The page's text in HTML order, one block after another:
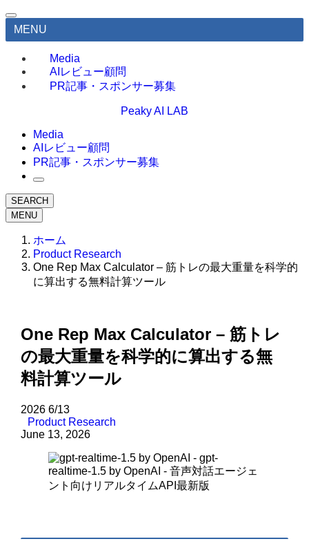
MENU
Media
AIレビュー顧問
PR記事・スポンサー募集
Peaky AI LAB
Media
AIレビュー顧問
PR記事・スポンサー募集
SEARCH
MENU
ホーム
Product Research
One Rep Max Calculator – 筋トレの最大重量を科学的
に算出する無料計算ツール
One Rep Max Calculator – 筋トレ
の最大重量を科学的に算出する無
料計算ツール
2026 6/13
Product Research
June 13, 2026